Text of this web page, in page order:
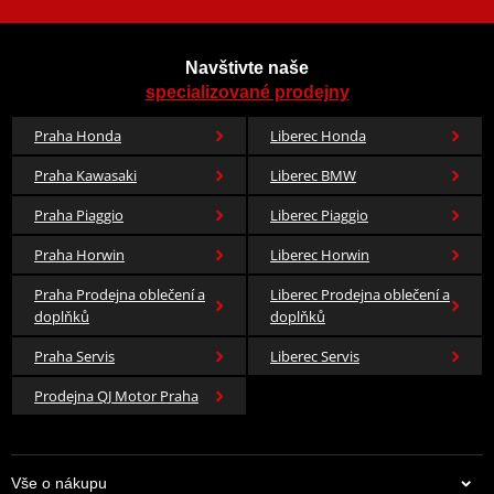
Navštivte naše
specializované prodejny
Praha Honda
Liberec Honda
Praha Kawasaki
Liberec BMW
Praha Piaggio
Liberec Piaggio
Praha Horwin
Liberec Horwin
Praha Prodejna oblečení a
doplňků
Liberec Prodejna oblečení a
doplňků
Praha Servis
Liberec Servis
Prodejna QJ Motor Praha
Vše o nákupu